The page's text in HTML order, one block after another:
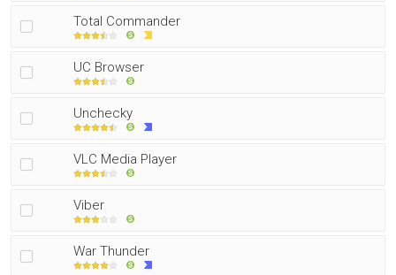
Total Commander
UC Browser
Unchecky
VLC Media Player
Viber
War Thunder